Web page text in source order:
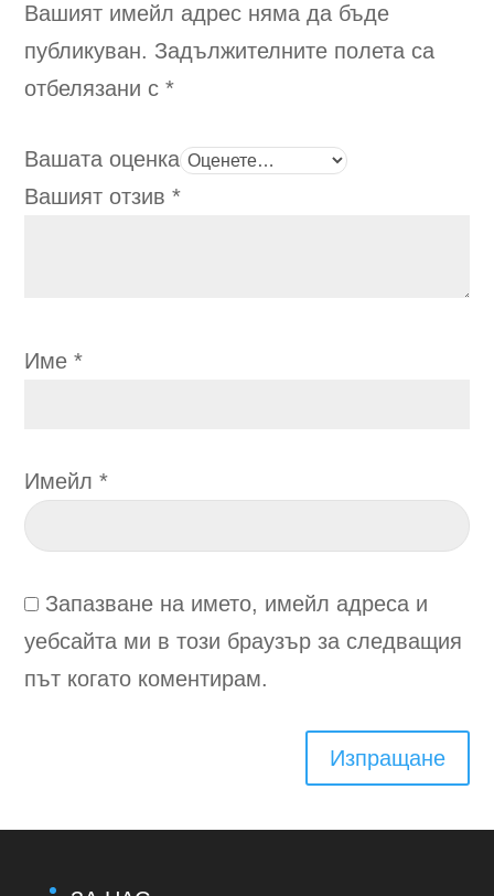
product
Вашият имейл адрес няма да бъде
публикуван. Задължителните полета са
отбелязани с*
Вашата оценка
Вашият отзив*
Име*
Имейл*
Запазване на името, имейл адреса и
уебсайта ми в този браузър за следващия
път когато коментирам.
Изпращане